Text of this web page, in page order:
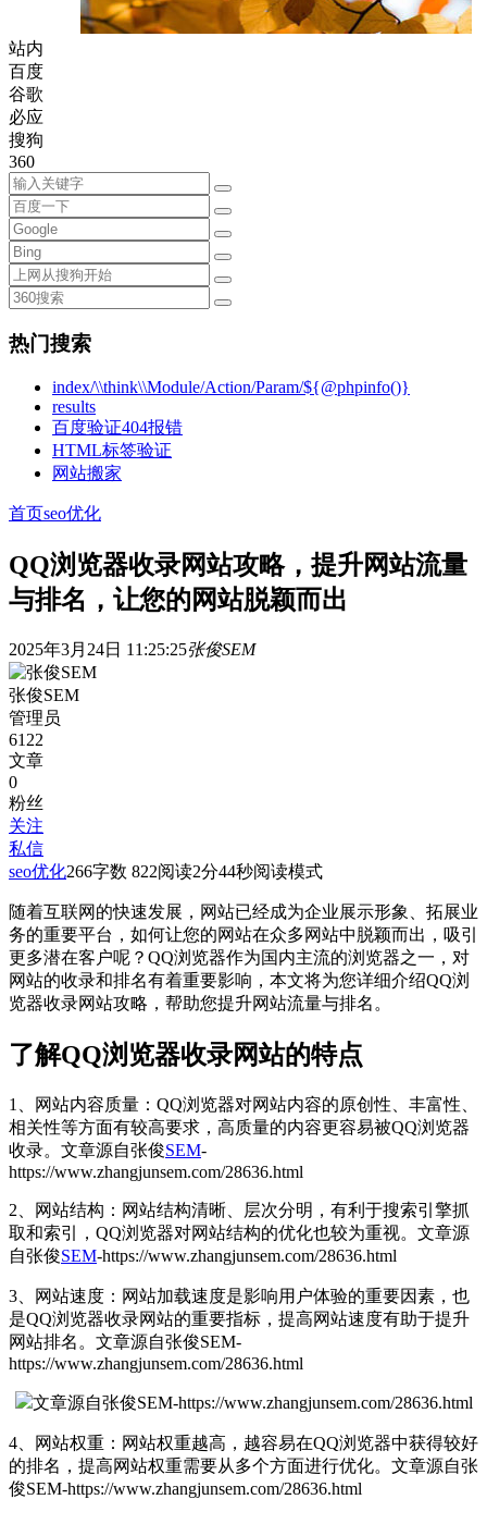
站内
百度
谷歌
必应
搜狗
360
热门搜索
index/\\think\\Module/Action/Param/${@phpinfo()}
results
百度验证404报错
HTML标签验证
网站搬家
首页seo优化
QQ浏览器收录网站攻略，提升网站流量
与排名，让您的网站脱颖而出
2025年3月24日 11:25:25张俊SEM
张俊SEM
管理员
6122
文章
0
粉丝
关注
私信
seo优化266字数 822阅读2分44秒阅读模式
随着互联网的快速发展，网站已经成为企业展示形象、拓展业
务的重要平台，如何让您的网站在众多网站中脱颖而出，吸引
更多潜在客户呢？QQ浏览器作为国内主流的浏览器之一，对
网站的收录和排名有着重要影响，本文将为您详细介绍QQ浏
览器收录网站攻略，帮助您提升网站流量与排名。
了解QQ浏览器收录网站的特点
1、网站内容质量：QQ浏览器对网站内容的原创性、丰富性、
相关性等方面有较高要求，高质量的内容更容易被QQ浏览器
收录。 文章源自张俊SEM-
https://www.zhangjunsem.com/28636.html
2、网站结构：网站结构清晰、层次分明，有利于搜索引擎抓
取和索引，QQ浏览器对网站结构的优化也较为重视。 文章源
自张俊SEM-https://www.zhangjunsem.com/28636.html
3、网站速度：网站加载速度是影响用户体验的重要因素，也
是QQ浏览器收录网站的重要指标，提高网站速度有助于提升
网站排名。 文章源自张俊SEM-
https://www.zhangjunsem.com/28636.html
文章源自张俊SEM-https://www.zhangjunsem.com/28636.html
4、网站权重：网站权重越高，越容易在QQ浏览器中获得较好
的排名，提高网站权重需要从多个方面进行优化。 文章源自张
俊SEM-https://www.zhangjunsem.com/28636.html